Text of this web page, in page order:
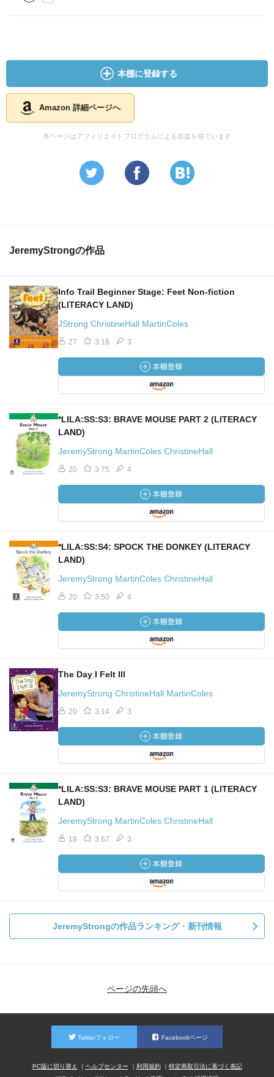
本棚に登録する
Amazon 詳細ページへ
本ページはアフィリエイトプログラムによる収益を得ています
JeremyStrongの作品
Info Trail Beginner Stage: Feet Non-fiction
(LITERACY LAND)
JStrong ChristineHall MartinColes
27 3.18 3
*LILA:SS:S3: BRAVE MOUSE PART 2 (LITERACY
LAND)
JeremyStrong MartinColes ChristineHall
20 3.75 4
*LILA:SS:S4: SPOCK THE DONKEY (LITERACY
LAND)
JeremyStrong MartinColes ChristineHall
20 3.50 4
The Day I Felt Ill
JeremyStrong ChristineHall MartinColes
20 3.14 3
*LILA:SS:S3: BRAVE MOUSE PART 1 (LITERACY
LAND)
JeremyStrong MartinColes ChristineHall
19 3.67 3
JeremyStrongの作品ランキング・新刊情報
ページの先頭へ
Twitterフォロー Facebookページ
PC版に切り替え ヘルプセンター 利用規約
特定商取引法に基づく表記